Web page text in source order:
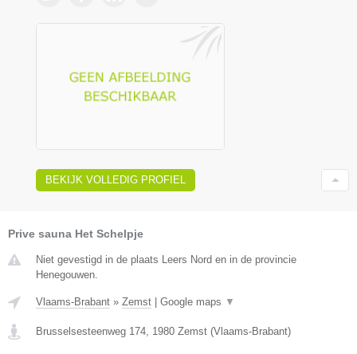
BEKIJK VOLLEDIG PROFIEL
Prive sauna Het Schelpje
Niet gevestigd in de plaats Leers Nord en in de provincie
Henegouwen.
Vlaams-Brabant » Zemst Google maps ▼
Brusselsesteenweg 174, 1980 Zemst (Vlaams-Brabant)